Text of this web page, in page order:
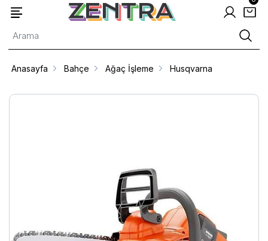
Anasayfa Bahçe Ağaç İşleme Husqvarna